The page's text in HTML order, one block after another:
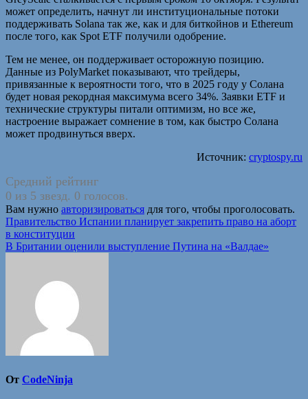
может определить, начнут ли институциональные потоки
поддерживать Solana так же, как и для биткойнов и Ethereum
после того, как Spot ETF получили одобрение.
Тем не менее, он поддерживает осторожную позицию.
Данные из PolyMarket показывают, что трейдеры,
привязанные к вероятности того, что в 2025 году у Солана
будет новая рекордная максимума всего 34%. Заявки ETF и
технические структуры питали оптимизм, но все же,
настроение выражает сомнение в том, как быстро Солана
может продвинуться вверх.
Источник: cryptospy.ru
Средний рейтинг
0 из 5 звезд. 0 голосов.
Вам нужно авторизироваться для того, чтобы проголосовать.
Навигация
по
Правительство Испании планирует закрепить право на аборт
в конституции
В Британии оценили выступление Путина на «Валдае»
От CodeNinja